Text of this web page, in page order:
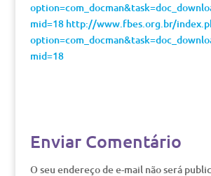
mid=18 http://www.fbes.org.br/
mid=18
Enviar Comentário
O seu endereço de e-mail não será